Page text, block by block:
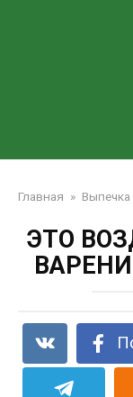
Главная » Выпечка
ЭТО